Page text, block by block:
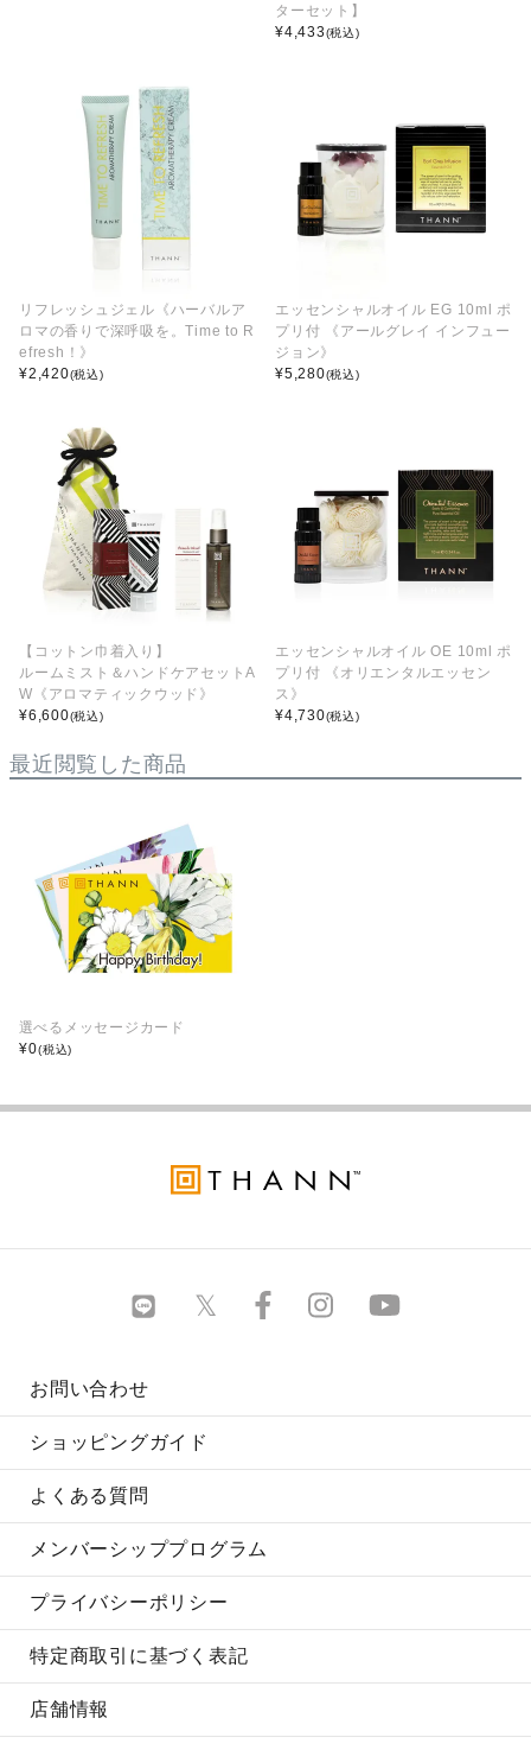
ターセット】
¥4,433(税込)
リフレッシュジェル《ハーバルア
ロマの香りで深呼吸を。Time to R
efresh！》
¥2,420(税込)
エッセンシャルオイル EG 10ml ポ
プリ付 《アールグレイ インフュー
ジョン》
¥5,280(税込)
【コットン巾着入り】
ルームミスト＆ハンドケアセットA
W《アロマティックウッド》
¥6,600(税込)
エッセンシャルオイル OE 10ml ポ
プリ付 《オリエンタルエッセン
ス》
¥4,730(税込)
最近閲覧した商品
選べるメッセージカード
¥0(税込)
お問い合わせ
ショッピングガイド
よくある質問
メンバーシッププログラム
プライバシーポリシー
特定商取引に基づく表記
店舗情報